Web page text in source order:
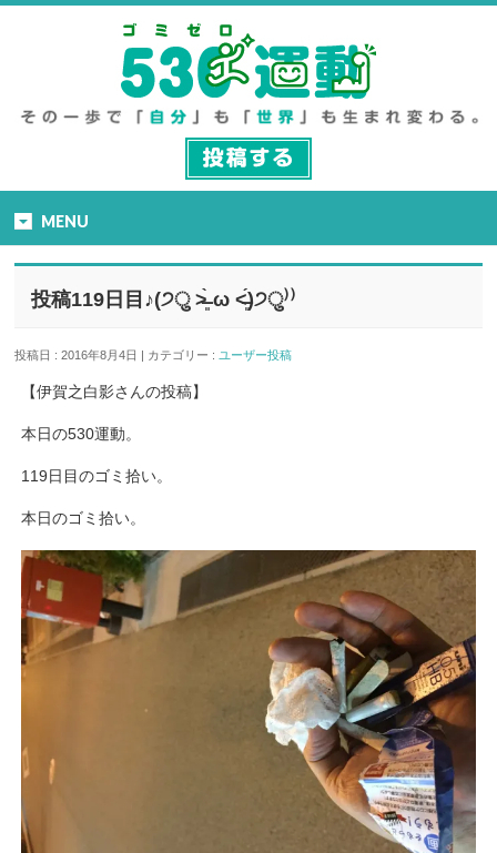
MENU
投稿119日目♪(੭ु ˃̶͈̀ ω ˂̶͈́)੭ु⁾⁾
投稿日 : 2016年8月4日 | カテゴリー :ユーザー投稿
【伊賀之白影さんの投稿】
本日の530運動。
119日目のゴミ拾い。
本日のゴミ拾い。